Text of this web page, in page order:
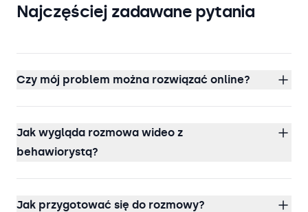
Najczęściej zadawane pytania
Czy mój problem można rozwiązać online?
Jak wygląda rozmowa wideo z
behawiorystą?
Jak przygotować się do rozmowy?